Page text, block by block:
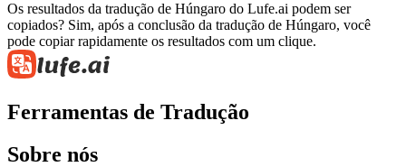
Os resultados da tradução de Húngaro do Lufe.ai podem ser
copiados? Sim, após a conclusão da tradução de Húngaro, você
pode copiar rapidamente os resultados com um clique.
Ferramentas de Tradução
Sobre nós